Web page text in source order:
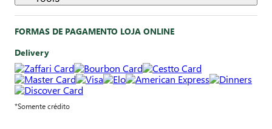
FORMAS DE PAGAMENTO LOJA ONLINE
Delivery
*Somente crédito